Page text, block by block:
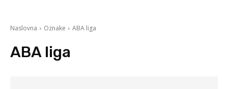
Naslovna Oznake ABA liga
ABA liga